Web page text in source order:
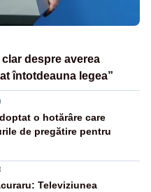
despre averea
întotdeauna legea”
o hotărâre care
de pregătire pentru
Televiziunea